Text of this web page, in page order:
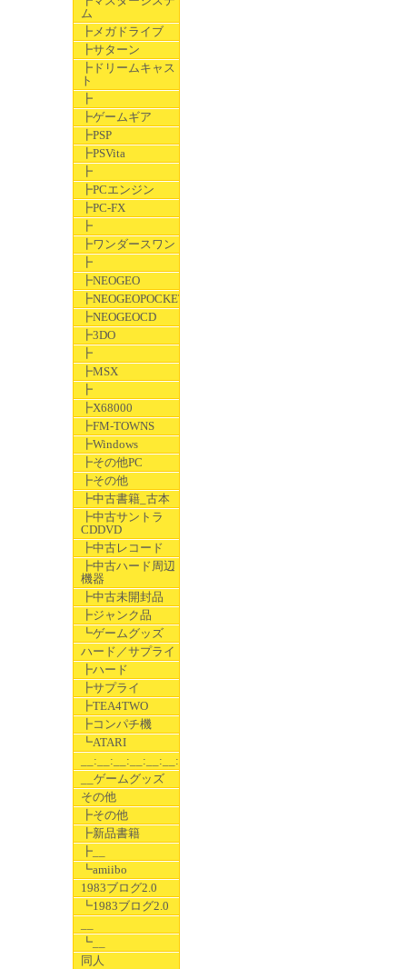
ム
┣メガドライブ
┣サターン
┣ドリームキャス
ト
┣
┣ゲームギア
┣PSP
┣PSVita
┣
┣PCエンジン
┣PC-FX
┣
┣ワンダースワン
┣
┣NEOGEO
┣NEOGEOPOCKET
┣NEOGEOCD
┣3DO
┣
┣MSX
┣
┣X68000
┣FM-TOWNS
┣Windows
┣その他PC
┣その他
┣中古書籍_古本
┣中古サントラ
CDDVD
┣中古レコード
┣中古ハード周辺
機器
┣中古未開封品
┣ジャンク品
┗ゲームグッズ
ハード／サプライ
┣ハード
┣サプライ
┣TEA4TWO
┣コンパチ機
┗ATARI
__:__:__:__:__:__:__
__ゲームグッズ
その他
┣その他
┣新品書籍
┣__
┗amiibo
1983ブログ2.0
┗1983ブログ2.0
┗__
同人